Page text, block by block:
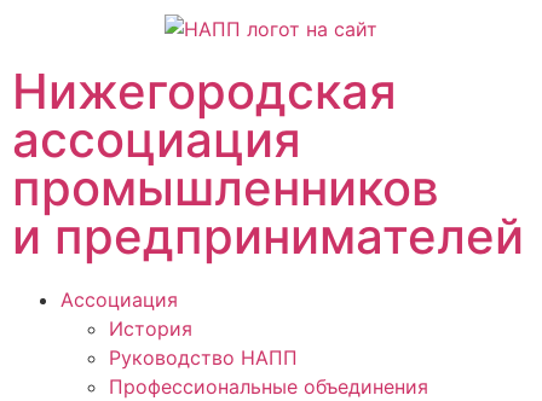
Нижегородская
ассоциация
промышленников
и предпринимателей
Ассоциация
История
Руководство НАПП
Профессиональные объединения